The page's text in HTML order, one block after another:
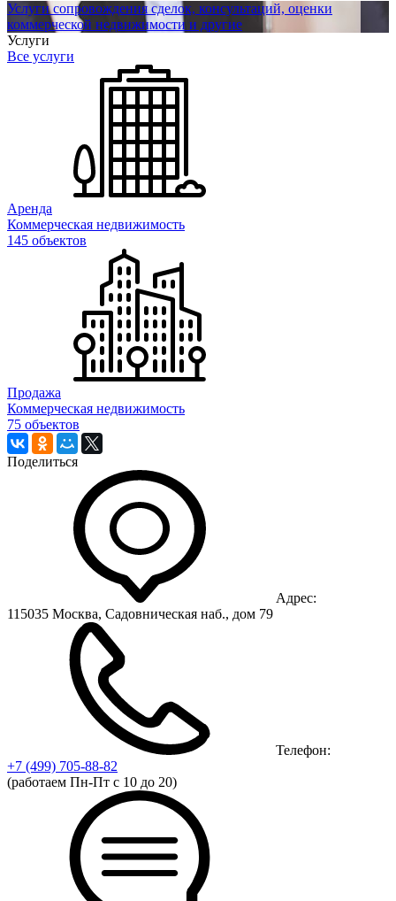
Услуги сопровождения сделок, консультаций, оценки
коммерческой недвижимости и другие
Услуги
Все услуги
Аренда
Коммерческая недвижимость
145 объектов
Продажа
Коммерческая недвижимость
75 объектов
Поделиться
Адрес:
115035 Москва, Садовническая наб., дом 79
Телефон:
+7 (499) 705-88-82
(работаем Пн-Пт с 10 до 20)